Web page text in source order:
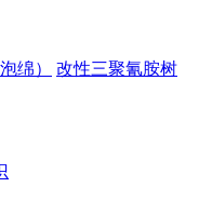
绵）
改性三聚氰胺树